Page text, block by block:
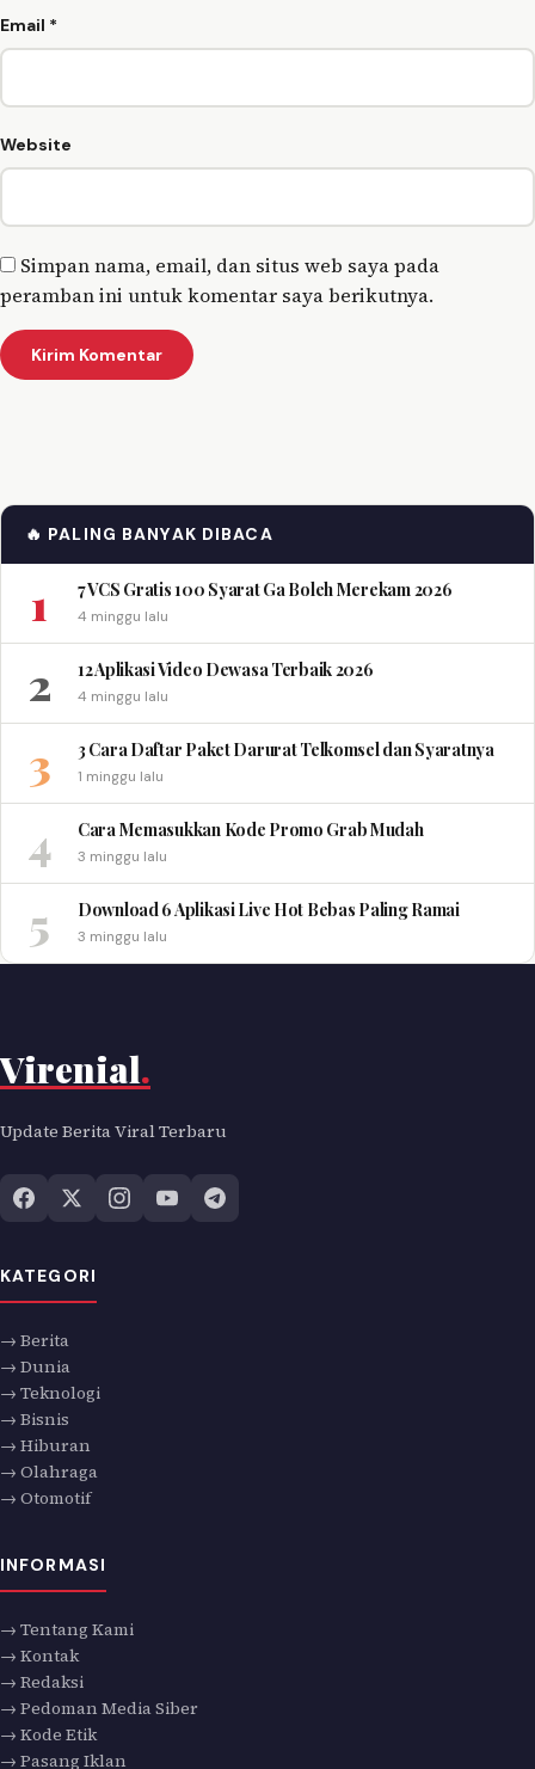
Email *
Website
Simpan nama, email, dan situs web saya pada
peramban ini untuk komentar saya berikutnya.
🔥 PALING BANYAK DIBACA
1 7 VCS Gratis 100 Syarat Ga Boleh Merekam 2026
4 minggu lalu
2 12 Aplikasi Video Dewasa Terbaik 2026
4 minggu lalu
3 3 Cara Daftar Paket Darurat Telkomsel dan Syaratnya
1 minggu lalu
4 Cara Memasukkan Kode Promo Grab Mudah
3 minggu lalu
5 Download 6 Aplikasi Live Hot Bebas Paling Ramai
3 minggu lalu
Virenial.
Update Berita Viral Terbaru
KATEGORI
→ Berita
→ Dunia
→ Teknologi
→ Bisnis
→ Hiburan
→ Olahraga
→ Otomotif
INFORMASI
→ Tentang Kami
→ Kontak
→ Redaksi
→ Pedoman Media Siber
→ Kode Etik
→ Pasang Iklan